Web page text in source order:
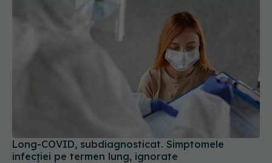
Long-COVID, subdiagnosticat. Simptomele
infecției pe termen lung, ignorate